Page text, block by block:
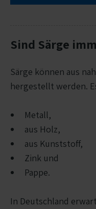
Sind Särge
Särge können aus
hergestellt werden.
Metall,
aus Holz,
aus Kunststoff,
Zink und
Pappe.
In Deutschland